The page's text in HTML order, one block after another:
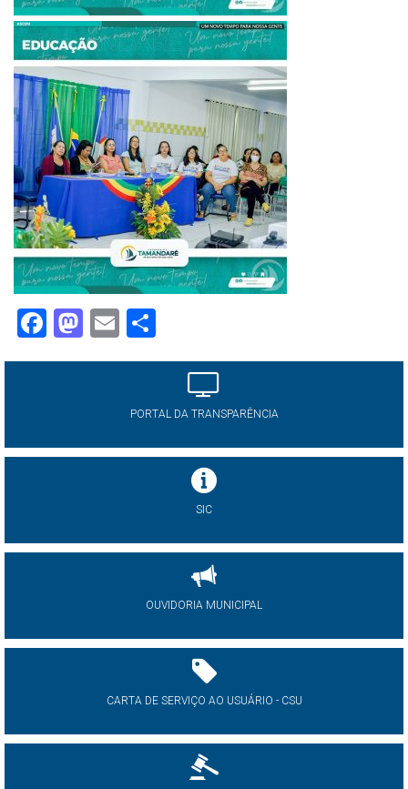
Facebook
Mastodon
Email
PORTAL DA TRANSPARÊNCIA
SIC
OUVIDORIA MUNICIPAL
CARTA DE SERVIÇO AO USUÁRIO - CSU